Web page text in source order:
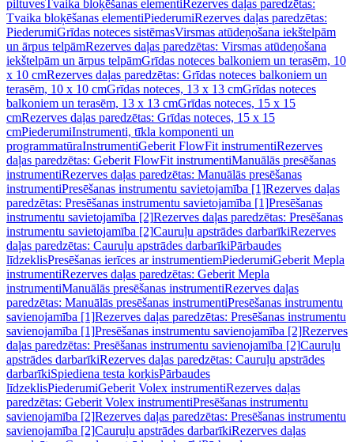
piltuvesTvaika bloķēšanas elementiRezerves daļas paredzētas:
Tvaika bloķēšanas elementiPiederumiRezerves daļas paredzētas:
PiederumiGrīdas noteces sistēmasVirsmas atūdeņošana iekštelpām
un ārpus telpāmRezerves daļas paredzētas: Virsmas atūdeņošana
iekštelpām un ārpus telpāmGrīdas noteces balkoniem un terasēm, 10
x 10 cmRezerves daļas paredzētas: Grīdas noteces balkoniem un
terasēm, 10 x 10 cmGrīdas noteces, 13 x 13 cmGrīdas noteces
balkoniem un terasēm, 13 x 13 cmGrīdas noteces, 15 x 15
cmRezerves daļas paredzētas: Grīdas noteces, 15 x 15
cmPiederumiInstrumenti, tīkla komponenti un
programmatūraInstrumentiGeberit FlowFit instrumentiRezerves
daļas paredzētas: Geberit FlowFit instrumentiManuālās presēšanas
instrumentiRezerves daļas paredzētas: Manuālās presēšanas
instrumentiPresēšanas instrumentu savietojamība [1]Rezerves daļas
paredzētas: Presēšanas instrumentu savietojamība [1]Presēšanas
instrumentu savietojamība [2]Rezerves daļas paredzētas: Presēšanas
instrumentu savietojamība [2]Cauruļu apstrādes darbarīkiRezerves
daļas paredzētas: Cauruļu apstrādes darbarīkiPārbaudes
līdzeklisPresēšanas ierīces ar instrumentiemPiederumiGeberit Mepla
instrumentiRezerves daļas paredzētas: Geberit Mepla
instrumentiManuālās presēšanas instrumentiRezerves daļas
paredzētas: Manuālās presēšanas instrumentiPresēšanas instrumentu
savienojamība [1]Rezerves daļas paredzētas: Presēšanas instrumentu
savienojamība [1]Presēšanas instrumentu savienojamība [2]Rezerves
daļas paredzētas: Presēšanas instrumentu savienojamība [2]Cauruļu
apstrādes darbarīkiRezerves daļas paredzētas: Cauruļu apstrādes
darbarīkiSpiediena testa korķisPārbaudes
līdzeklisPiederumiGeberit Volex instrumentiRezerves daļas
paredzētas: Geberit Volex instrumentiPresēšanas instrumentu
savienojamība [2]Rezerves daļas paredzētas: Presēšanas instrumentu
savienojamība [2]Cauruļu apstrādes darbarīkiRezerves daļas